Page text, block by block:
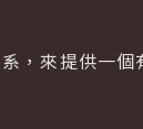
來提供一個